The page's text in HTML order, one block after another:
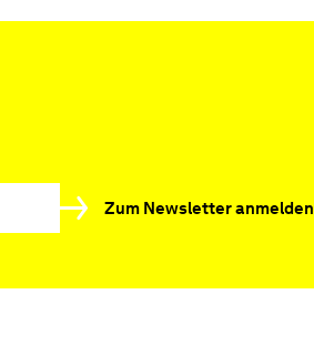
Zum Newsletter anmelden